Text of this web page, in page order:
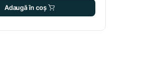
Adaugă în coș